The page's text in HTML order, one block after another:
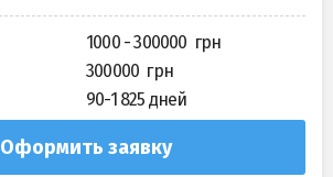
1000 - 300000
300000
90-1 825 дней
Оформить заявку